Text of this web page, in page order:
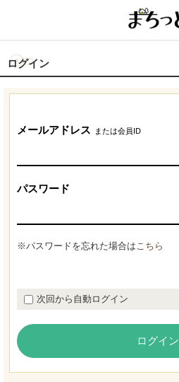
ログイン
メールアドレス または会員ID
パスワード
※パスワードを忘れた場合はこちら
次回から自動ログイン
ログイン